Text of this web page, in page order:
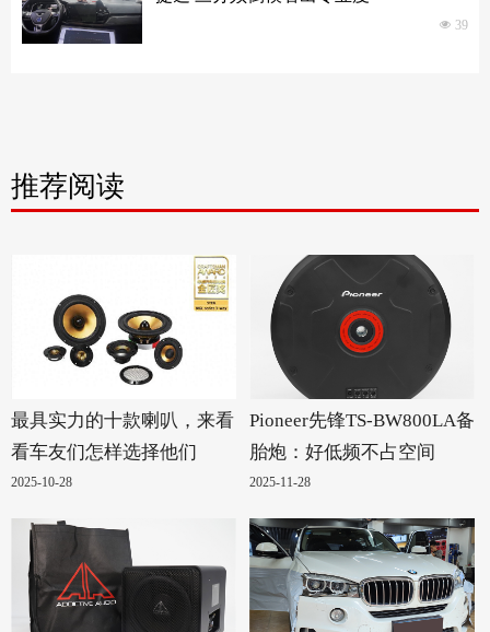
넶 39
推荐阅读
最具实力的十款喇叭，来看
看车友们怎样选择他们
2025-10-28
Pioneer先锋TS-BW800LA备
胎炮：好低频不占空间
2025-11-28